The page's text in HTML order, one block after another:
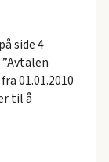
side 4
01.01.2010
til å